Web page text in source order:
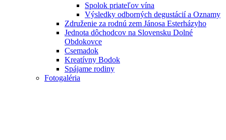
Spolok priateľov vína
Výsledky odborných degustácií a Oznamy
Združenie za rodnú zem Jánosa Esterházyho
Jednota dôchodcov na Slovensku Dolné
Obdokovce
Csemadok
Kreatívny Bodok
Spájame rodiny
Fotogaléria